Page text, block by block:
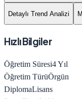
Detaylı Trend Analizi
Hızlı Bilgiler
Öğretim Süresi4Yıl
Öğretim TürüÖrgün
DiplomaLisans